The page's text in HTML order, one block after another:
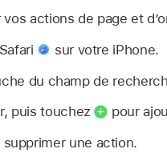
actions de page et
sur votre iPhone.
du champ de
puis touchez
pour
une action.